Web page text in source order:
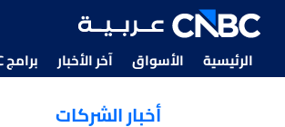
الرئيسية الأسواق آخر الأخبار برامج CNBC عربية
أخبار الشركات